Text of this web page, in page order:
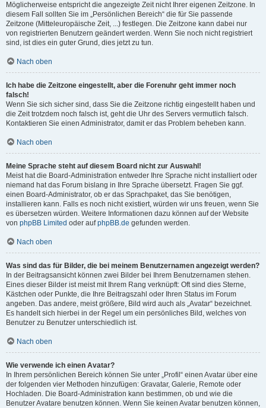
Möglicherweise entspricht die angezeigte Zeit nicht Ihrer eigenen Zeitzone. In
diesem Fall sollten Sie im „Persönlichen Bereich“ die für Sie passende
Zeitzone (Mitteleuropäische Zeit, ...) festlegen. Die Zeitzone kann dabei nur
von registrierten Benutzern geändert werden. Wenn Sie noch nicht registriert
sind, ist dies ein guter Grund, dies jetzt zu tun.
Nach oben
Ich habe die Zeitzone eingestellt, aber die Forenuhr geht immer noch
falsch!
Wenn Sie sich sicher sind, dass Sie die Zeitzone richtig eingestellt haben und
die Zeit trotzdem noch falsch ist, geht die Uhr des Servers vermutlich falsch.
Kontaktieren Sie einen Administrator, damit er das Problem beheben kann.
Nach oben
Meine Sprache steht auf diesem Board nicht zur Auswahl!
Meist hat die Board-Administration entweder Ihre Sprache nicht installiert oder
niemand hat das Forum bislang in Ihre Sprache übersetzt. Fragen Sie ggf.
einen Board-Administrator, ob er das Sprachpaket, das Sie benötigen,
installieren kann. Falls es noch nicht existiert, würden wir uns freuen, wenn Sie
es übersetzen würden. Weitere Informationen dazu können auf der Website
von phpBB Limited oder aufphpBB.de gefunden werden.
Nach oben
Was sind das für Bilder, die bei meinem Benutzernamen angezeigt werden?
In der Beitragsansicht können zwei Bilder bei Ihrem Benutzernamen stehen.
Eines dieser Bilder ist meist mit Ihrem Rang verknüpft: Oft sind dies Sterne,
Kästchen oder Punkte, die Ihre Beitragszahl oder Ihren Status im Forum
angeben. Das andere, meist größere, Bild wird auch als „Avatar“ bezeichnet.
Es handelt sich hierbei in der Regel um ein persönliches Bild, welches von
Benutzer zu Benutzer unterschiedlich ist.
Nach oben
Wie verwende ich einen Avatar?
In Ihrem persönlichen Bereich können Sie unter „Profil“ einen Avatar über eine
der folgenden vier Methoden hinzufügen: Gravatar, Galerie, Remote oder
Hochladen. Die Board-Administration kann bestimmen, ob und wie die
Benutzer Avatare benutzen können. Wenn Sie keinen Avatar benutzen können,